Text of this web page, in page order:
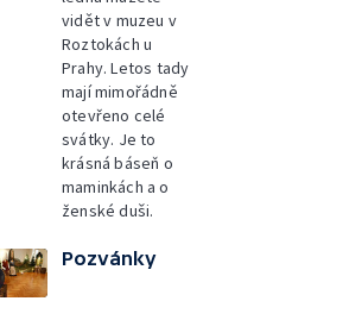
vidět v muzeu v
Roztokách u
Prahy. Letos tady
mají mimořádně
otevřeno celé
svátky. Je to
krásná báseň o
maminkách a o
ženské duši.
Pozvánky